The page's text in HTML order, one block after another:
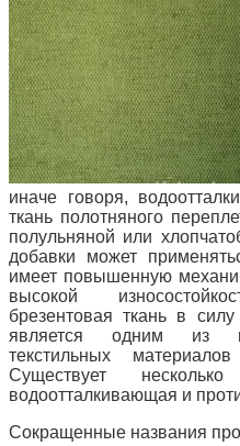
иначе говоря,
ткань полотняного
полульняной или
добавки может
имеет повышенную
высокой
брезентовая ткань в
является одним из
текстильных
Существует
водоотталкивающая и
Сокращенные названия